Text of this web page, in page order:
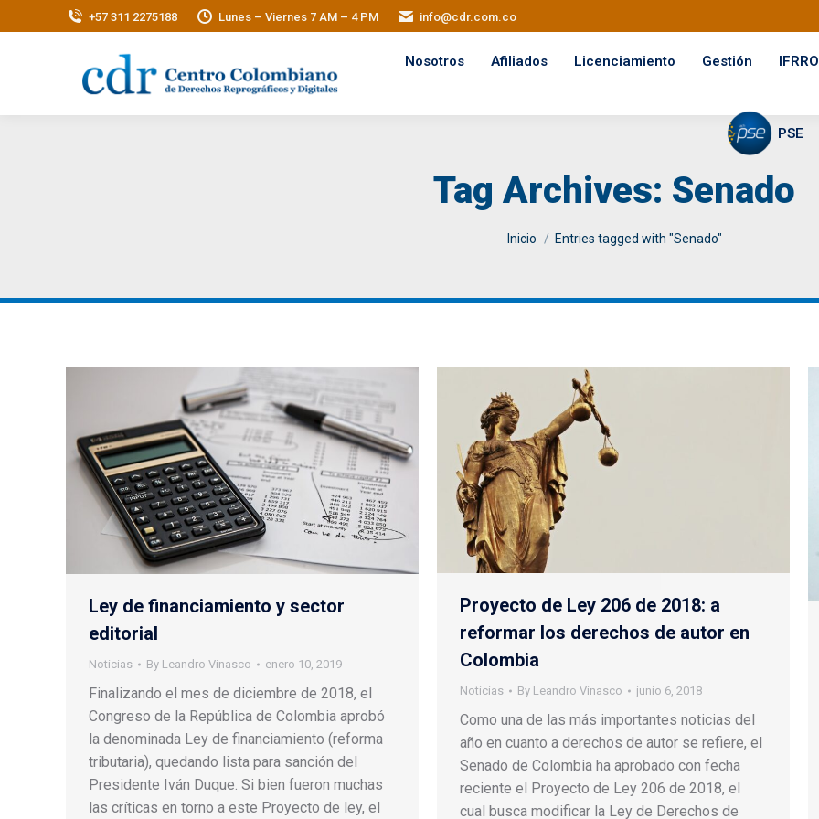
+57 311 2275188 Lunes – Viernes 7 AM – 4 PM info@cdr.com.co
Nosotros Afiliados Licenciamiento Gestión
PSE
Tag Archives: Senado
You are here:
Inicio Entries tagged with "Senado"
Ley de financiamiento y sector
editorial
Noticias By Leandro Vinasco enero 10, 2019
Finalizando el mes de diciembre de 2018, el
Congreso de la República de Colombia aprobó
la denominada Ley de financiamiento (reforma
tributaria), quedando lista para sanción del
Presidente Iván Duque. Si bien fueron muchas
las críticas en torno a este Proyecto de ley, el
Proyecto de Ley 206 de 2018: a
reformar los derechos de autor en
Colombia
Noticias By Leandro Vinasco junio 6, 2018
Como una de las más importantes noticias del
año en cuanto a derechos de autor se refiere, el
Senado de Colombia ha aprobado con fecha
reciente el Proyecto de Ley 206 de 2018, el
cual busca modificar la Ley de Derechos de